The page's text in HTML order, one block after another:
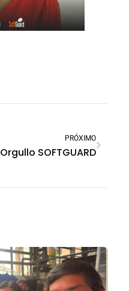
PRÓXIMO
Orgullo SOFTGUARD